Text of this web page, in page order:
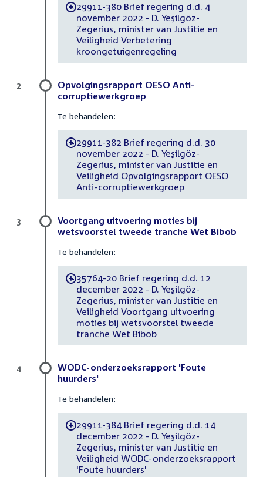
-29911-380 Brief regering d.d. 4
november 2022 - D. Yeşilgöz-
Zegerius, minister van Justitie en
Veiligheid Verbetering
kroongetuigenregeling
Opvolgingsrapport OESO Anti-
corruptiewerkgroep
Te behandelen:
-29911-382 Brief regering d.d. 30
november 2022 - D. Yeşilgöz-
Zegerius, minister van Justitie en
Veiligheid Opvolgingsrapport OESO
Anti-corruptiewerkgroep
2
Voortgang uitvoering moties bij
wetsvoorstel tweede tranche Wet Bibob
Te behandelen:
-35764-20 Brief regering d.d. 12
december 2022 - D. Yeşilgöz-
Zegerius, minister van Justitie en
Veiligheid Voortgang uitvoering
moties bij wetsvoorstel tweede
tranche Wet Bibob
3
WODC-onderzoeksrapport 'Foute
huurders'
Te behandelen:
-29911-384 Brief regering d.d. 14
december 2022 - D. Yeşilgöz-
Zegerius, minister van Justitie en
Veiligheid WODC-onderzoeksrapport
'Foute huurders'
4